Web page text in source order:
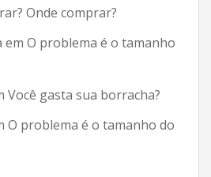
Onde comprar?
em O problema é o tamanho
Você gasta sua borracha?
O problema é o tamanho do